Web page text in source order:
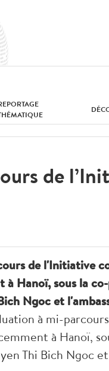
de
de l'Initiative
Hanoï, sous la
Ngoc et
à mi-
à Hanoï,
Thi Bich Ngoc